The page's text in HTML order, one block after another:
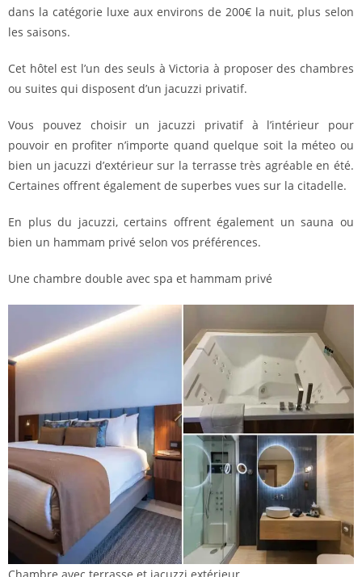
dans la catégorie luxe aux environs de 200€ la nuit, plus selon
les saisons.
Cet hôtel est l’un des seuls à Victoria à proposer des chambres
ou suites qui disposent d’un jacuzzi privatif.
Vous pouvez choisir un jacuzzi privatif à l’intérieur pour
pouvoir en profiter n’importe quand quelque soit la méteo ou
bien un jacuzzi d’extérieur sur la terrasse très agréable en été.
Certaines offrent également de superbes vues sur la citadelle.
En plus du jacuzzi, certains offrent également un sauna ou
bien un hammam privé selon vos préférences.
Une chambre double avec spa et hammam privé